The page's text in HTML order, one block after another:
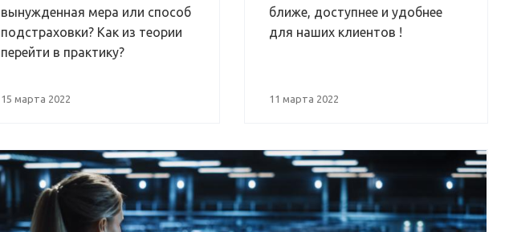
вынужденная мера или способ
подстраховки? Как из теории
перейти в практику?
15 марта 2022
ближе, доступнее и удобнее
для наших клиентов !
11 марта 2022